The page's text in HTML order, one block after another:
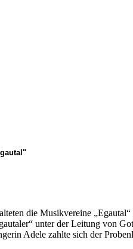
mit dem
die Musikvereine
unter der Leitung von
Adele zahlte sich der